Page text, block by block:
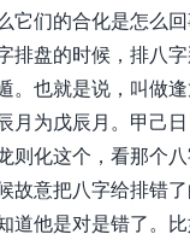
它们的合化是怎么
排盘的时候，排八
。也就是说，叫做
月为戊辰月。甲己
则化这个，看那个
故意把八字给排错
道他是对是错了。